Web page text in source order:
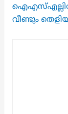
വീണ്ടും